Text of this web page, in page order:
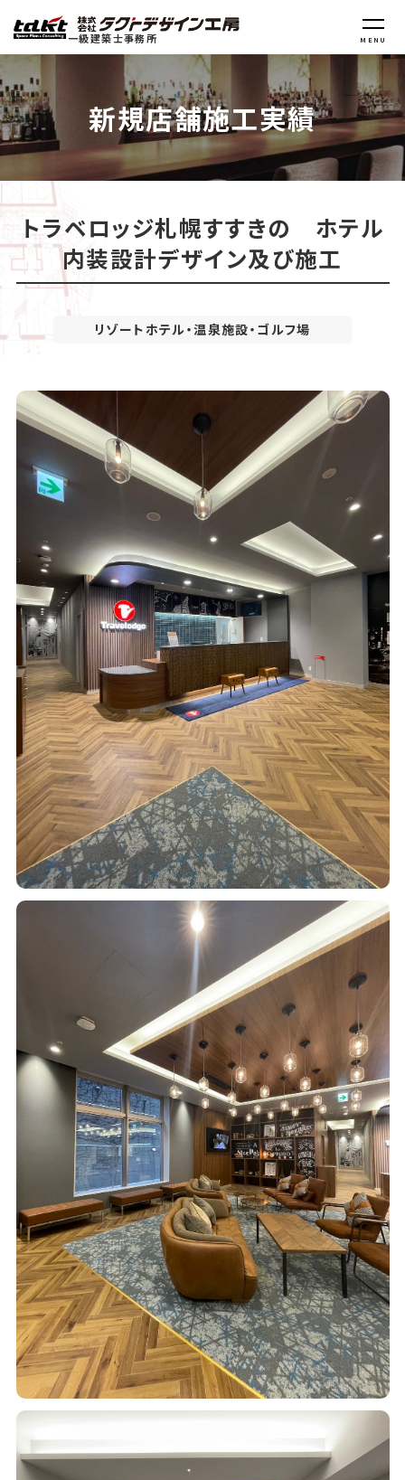
一級建築士事務所 MENU
新規店舗施工実績
トラベロッジ札幌すすきの ホテル
内装設計デザイン及び施工
リゾートホテル・温泉施設・ゴルフ場